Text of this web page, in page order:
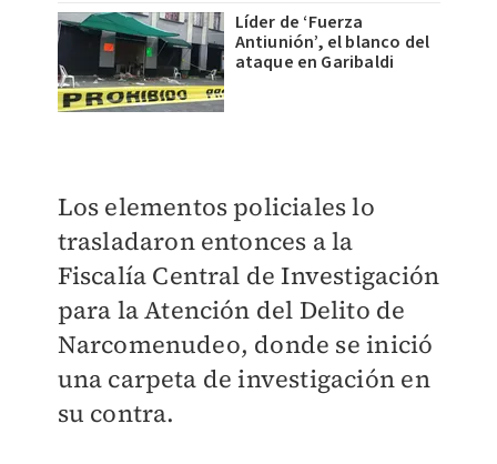
Líder de ‘Fuerza
Antiunión’, el blanco del
ataque en Garibaldi
Los elementos policiales lo
trasladaron entonces a la
Fiscalía Central de Investigación
para la Atención del Delito de
Narcomenudeo, donde se inició
una carpeta de investigación en
su contra.